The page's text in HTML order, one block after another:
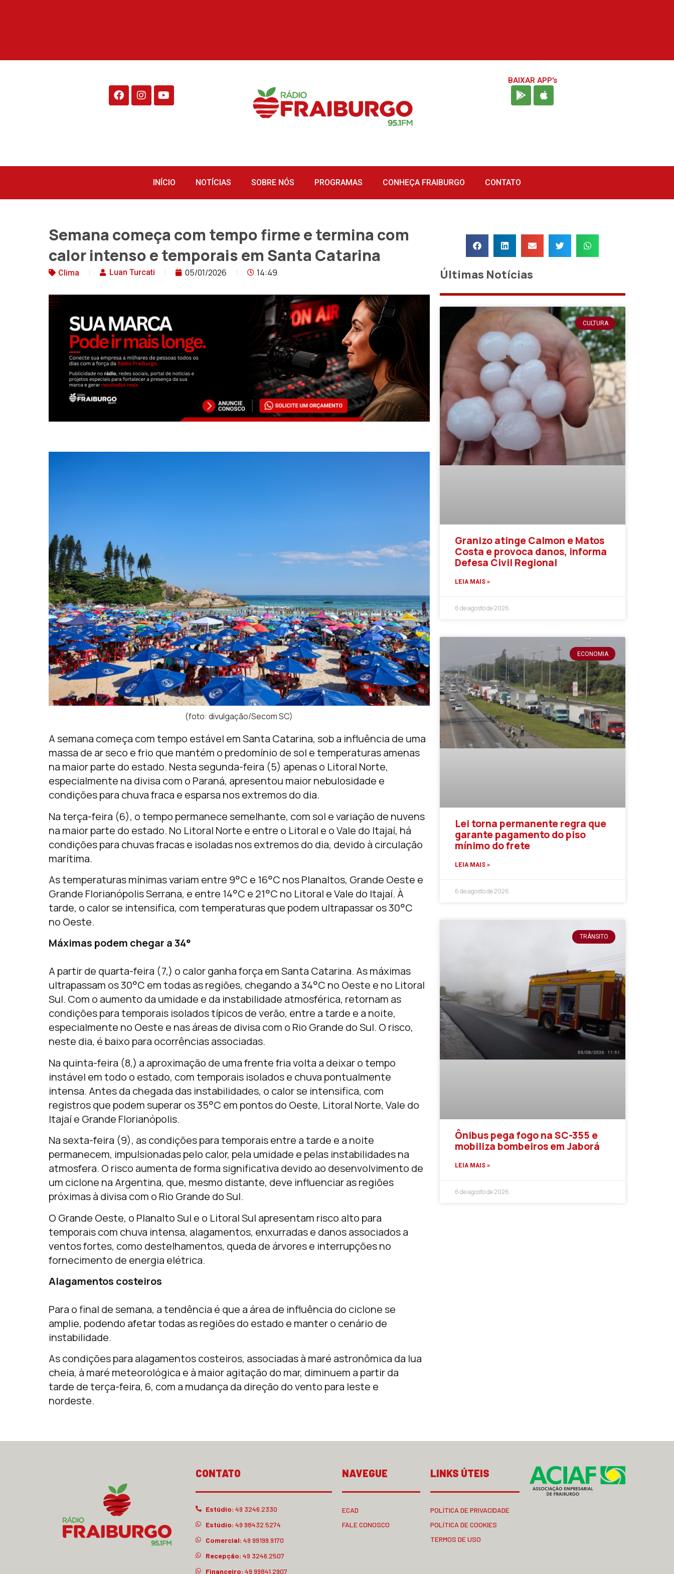
BAIXAR APP's
INÍCIO NOTÍCIAS SOBRE NÓS PROGRAMAS CONHEÇA FRAIBURGO CONTATO
Semana começa com tempo firme e termina com
calor intenso e temporais em Santa Catarina
Clima Luan Turcati 05/01/2026 14:49
(foto: divulgação/Secom SC)
A semana começa com tempo estável em Santa Catarina, sob a influência de uma
massa de ar seco e frio que mantém o predomínio de sol e temperaturas amenas
na maior parte do estado. Nesta segunda-feira (5) apenas o Litoral Norte,
especialmente na divisa com o Paraná, apresentou maior nebulosidade e
condições para chuva fraca e esparsa nos extremos do dia.
Na terça-feira (6), o tempo permanece semelhante, com sol e variação de nuvens
na maior parte do estado. No Litoral Norte e entre o Litoral e o Vale do Itajaí, há
condições para chuvas fracas e isoladas nos extremos do dia, devido à circulação
marítima.
As temperaturas mínimas variam entre 9°C e 16°C nos Planaltos, Grande Oeste e
Grande Florianópolis Serrana, e entre 14°C e 21°C no Litoral e Vale do Itajaí. À
tarde, o calor se intensifica, com temperaturas que podem ultrapassar os 30°C
no Oeste.
Máximas podem chegar a 34°
A partir de quarta-feira (7,) o calor ganha força em Santa Catarina. As máximas
ultrapassam os 30°C em todas as regiões, chegando a 34°C no Oeste e no Litoral
Sul. Com o aumento da umidade e da instabilidade atmosférica, retornam as
condições para temporais isolados típicos de verão, entre a tarde e a noite,
especialmente no Oeste e nas áreas de divisa com o Rio Grande do Sul. O risco,
neste dia, é baixo para ocorrências associadas.
Na quinta-feira (8,) a aproximação de uma frente fria volta a deixar o tempo
instável em todo o estado, com temporais isolados e chuva pontualmente
intensa. Antes da chegada das instabilidades, o calor se intensifica, com
registros que podem superar os 35°C em pontos do Oeste, Litoral Norte, Vale do
Itajaí e Grande Florianópolis.
Na sexta-feira (9), as condições para temporais entre a tarde e a noite
permanecem, impulsionadas pelo calor, pela umidade e pelas instabilidades na
atmosfera. O risco aumenta de forma significativa devido ao desenvolvimento de
um ciclone na Argentina, que, mesmo distante, deve influenciar as regiões
próximas à divisa com o Rio Grande do Sul.
O Grande Oeste, o Planalto Sul e o Litoral Sul apresentam risco alto para
temporais com chuva intensa, alagamentos, enxurradas e danos associados a
ventos fortes, como destelhamentos, queda de árvores e interrupções no
fornecimento de energia elétrica.
Alagamentos costeiros
Para o final de semana, a tendência é que a área de influência do ciclone se
amplie, podendo afetar todas as regiões do estado e manter o cenário de
instabilidade.
As condições para alagamentos costeiros, associadas à maré astronômica da lua
cheia, à maré meteorológica e à maior agitação do mar, diminuem a partir da
tarde de terça-feira, 6, com a mudança da direção do vento para leste e
nordeste.
Últimas Notícias
CULTURA
Granizo atinge Calmon e Matos
Costa e provoca danos, informa
Defesa Civil Regional
LEIA MAIS »
6 de agosto de 2026
ECONOMIA
Lei torna permanente regra que
garante pagamento do piso
mínimo do frete
LEIA MAIS »
6 de agosto de 2026
TRÂNSITO
Ônibus pega fogo na SC-355 e
mobiliza bombeiros em Jaborá
LEIA MAIS »
6 de agosto de 2026
CONTATO
Estúdio: 49 3246.2330
Estúdio: 49 98432.5274
Comercial: 49 99199.9170
Recepção: 49 3246.2507
Financeiro: 49 99841.2907
NAVEGUE
ECAD
FALE CONOSCO
LINKS ÚTEIS
POLÍTICA DE PRIVACIDADE
POLÍTICA DE COOKIES
TERMOS DE USO